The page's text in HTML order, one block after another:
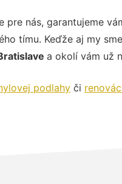
pre nás, garantujeme
tímu. Keďže aj my
a okolí vám už
podlahy či